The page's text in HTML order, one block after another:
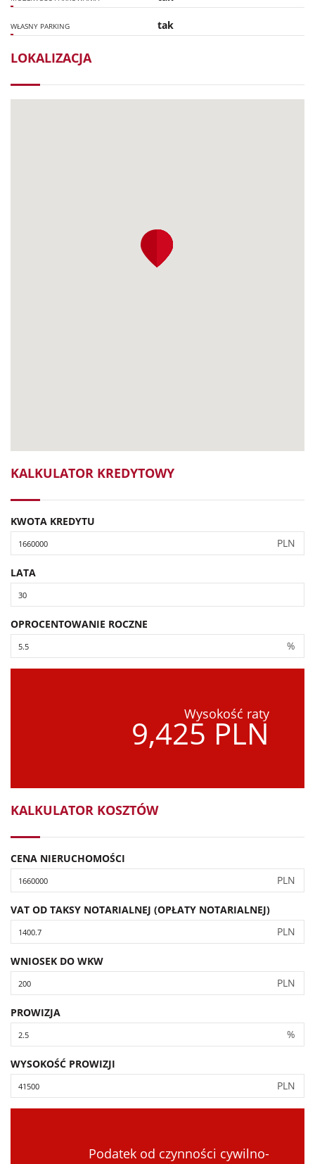
WŁASNY PARKING tak
LOKALIZACJA
KALKULATOR KREDYTOWY
KWOTA KREDYTU
PLN
LATA
OPROCENTOWANIE ROCZNE
%
Wysokość raty
9,425 PLN
KALKULATOR KOSZTÓW
CENA NIERUCHOMOŚCI
PLN
VAT OD TAKSY NOTARIALNEJ (OPŁATY NOTARIALNEJ)
PLN
WNIOSEK DO WKW
PLN
PROWIZJA
%
WYSOKOŚĆ PROWIZJI
PLN
Podatek od czynności cywilno-